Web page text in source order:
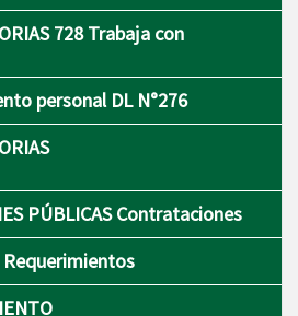
728 Trabaja con
personal DL N°276
PÚBLICAS Contrataciones